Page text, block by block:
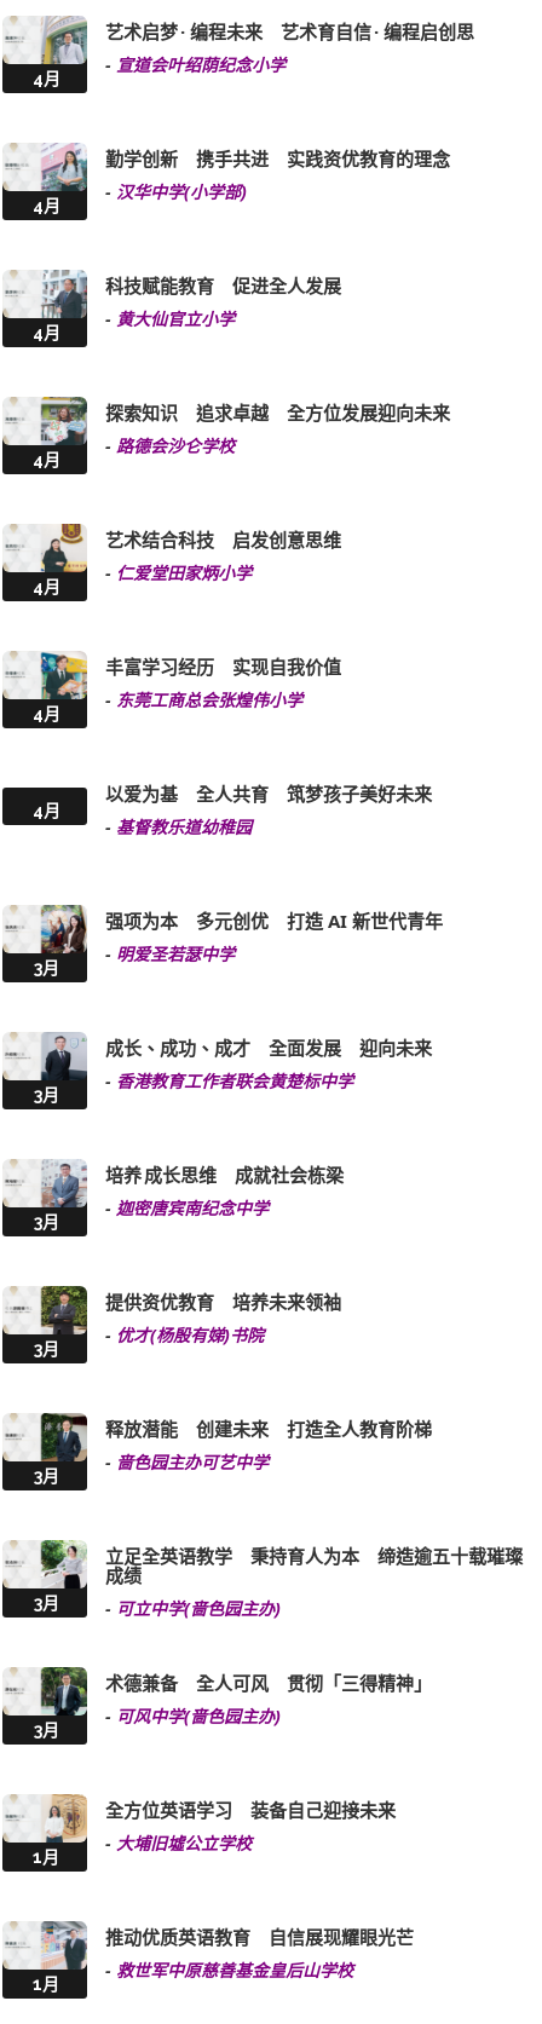
4月
艺术启梦 · 编程未来 艺术育自信 · 编程启创思
- 宣道会叶绍荫纪念小学
4月
勤学创新 携手共进 实践资优教育的理念
- 汉华中学(小学部)
4月
科技赋能教育 促进全人发展
- 黄大仙官立小学
4月
探索知识 追求卓越 全方位发展迎向未来
- 路德会沙仑学校
4月
艺术结合科技 启发创意思维
- 仁爱堂田家炳小学
4月
丰富学习经历 实现自我价值
- 东莞工商总会张煌伟小学
4月
以爱为基 全人共育 筑梦孩子美好未来
- 基督教乐道幼稚园
3月
强项为本 多元创优 打造 AI 新世代青年
- 明爱圣若瑟中学
3月
成长、成功、成才 全面发展 迎向未来
- 香港教育工作者联会黄楚标中学
3月
培养 成长思维 成就社会栋梁
- 迦密唐宾南纪念中学
3月
提供资优教育 培养未来领袖
- 优才(杨殷有娣)书院
3月
释放潜能 创建未来 打造全人教育阶梯
- 啬色园主办可艺中学
3月
立足全英语教学 秉持育人为本 缔造逾五十载璀璨
成绩
- 可立中学(啬色园主办)
3月
术德兼备 全人可风 贯彻「三得精神」
- 可风中学(啬色园主办)
1月
全方位英语学习 装备自己迎接未来
- 大埔旧墟公立学校
1月
推动优质英语教育 自信展现耀眼光芒
- 救世军中原慈善基金皇后山学校